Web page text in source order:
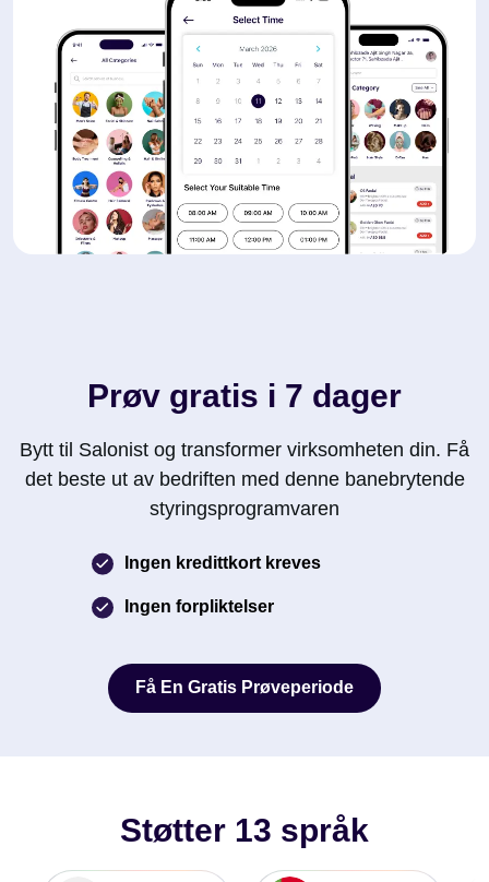
Prøv gratis i 7 dager
Bytt til Salonist og transformer virksomheten din. Få
det beste ut av bedriften med denne banebrytende
styringsprogramvaren
Ingen kredittkort kreves
Ingen forpliktelser
Få En Gratis Prøveperiode
Støtter 13 språk